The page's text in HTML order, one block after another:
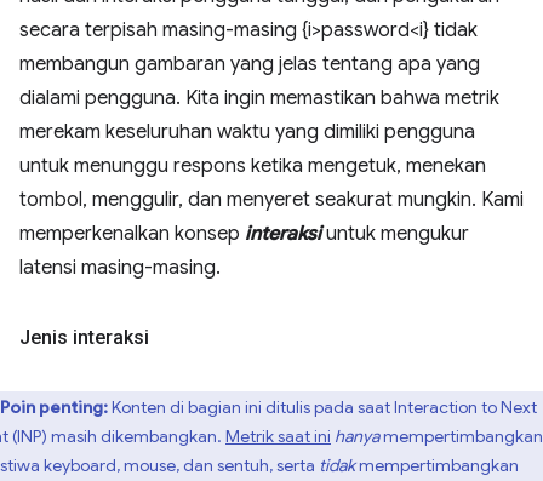
secara terpisah masing-masing {i>password<i} tidak
membangun gambaran yang jelas tentang apa yang
dialami pengguna. Kita ingin memastikan bahwa metrik
merekam keseluruhan waktu yang dimiliki pengguna
untuk menunggu respons ketika mengetuk, menekan
tombol, menggulir, dan menyeret seakurat mungkin. Kami
memperkenalkan konsep interaksiuntuk mengukur
latensi masing-masing.
Jenis interaksi
Poin penting:Konten di bagian ini ditulis pada saat Interaction to Next
(INP) masih dikembangkan. Metrik saat ini hanyamempertimbangkan
keyboard, mouse, dan sentuh, serta tidakmempertimbangkan